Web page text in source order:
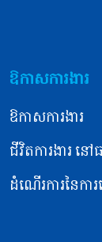
ឱកាសការងារ
ឱកាសការងារ
ជីវិតការងារ ន
ដំណើរការនៃកា